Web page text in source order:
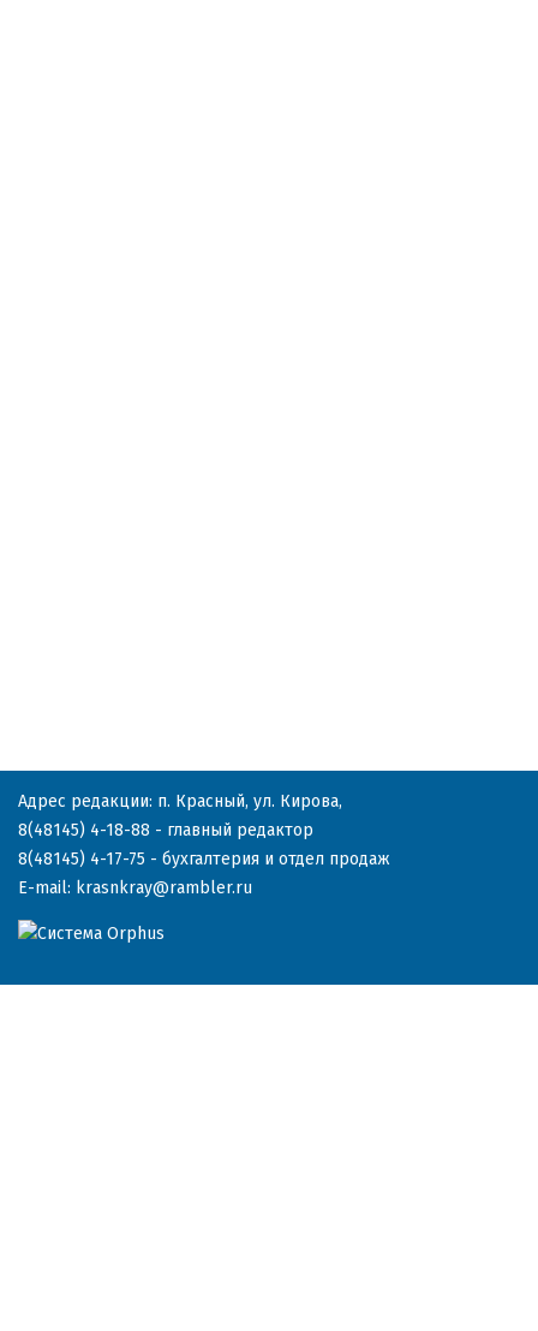
Адрес редакции: п. Красный, ул. Кирова,
8(48145) 4-18-88 - главный редактор
8(48145) 4-17-75 - бухгалтерия и отдел продаж
E-mail: krasnkray@rambler.ru